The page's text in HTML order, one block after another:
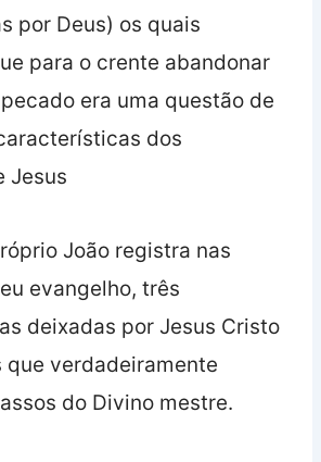
por Deus) os quais
para o crente abandonar
era uma questão de
dos
Jesus
João registra nas
evangelho, três
deixadas por Jesus Cristo
que verdadeiramente
do Divino mestre.